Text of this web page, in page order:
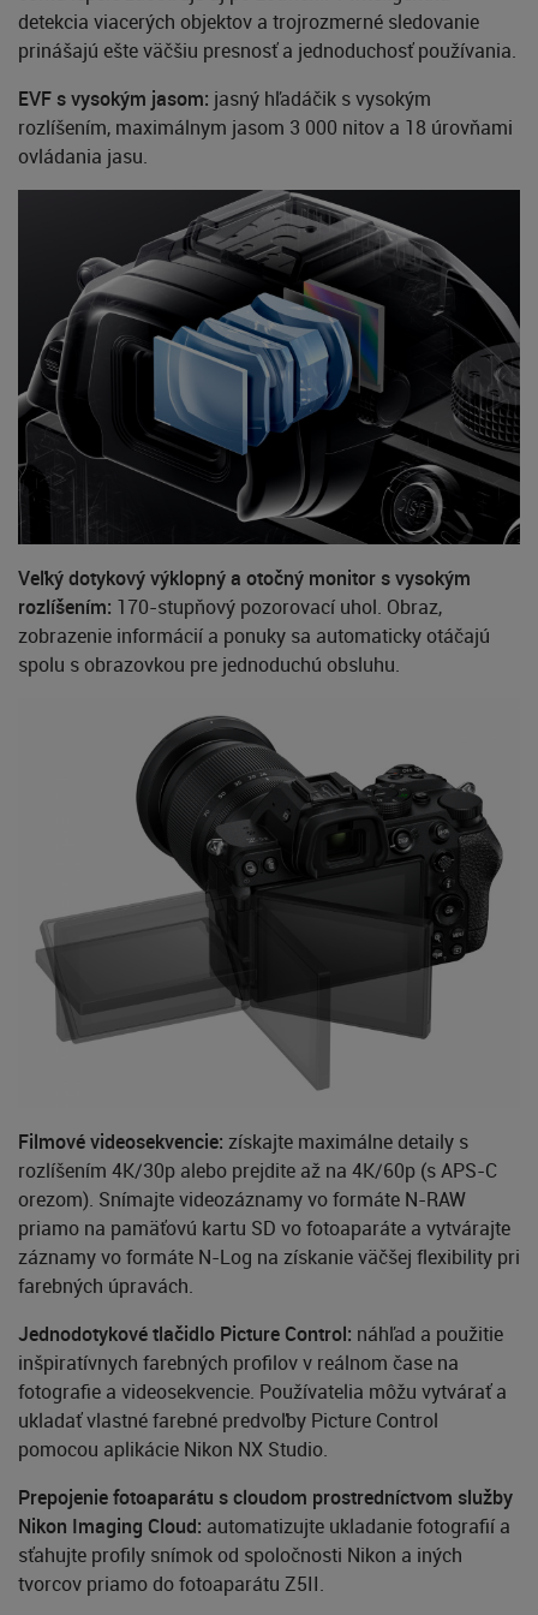
detekcia viacerých objektov a trojrozmerné sledovanie
prinášajú ešte väčšiu presnosť a jednoduchosť používania.
EVF s vysokým jasom: jasný hľadáčik s vysokým
rozlíšením, maximálnym jasom 3 000 nitov a 18 úrovňami
ovládania jasu.
Veľký dotykový výklopný a otočný monitor s vysokým
rozlíšením: 170-stupňový pozorovací uhol. Obraz,
zobrazenie informácií a ponuky sa automaticky otáčajú
spolu s obrazovkou pre jednoduchú obsluhu.
Filmové videosekvencie: získajte maximálne detaily s
rozlíšením 4K/30p alebo prejdite až na 4K/60p (s APS-C
orezom). Snímajte videozáznamy vo formáte N-RAW
priamo na pamäťovú kartu SD vo fotoaparáte a vytvárajte
záznamy vo formáte N-Log na získanie väčšej flexibility pri
farebných úpravách.
Jednodotykové tlačidlo Picture Control: náhľad a použitie
inšpiratívnych farebných profilov v reálnom čase na
fotografie a videosekvencie. Používatelia môžu vytvárať a
ukladať vlastné farebné predvoľby Picture Control
pomocou aplikácie Nikon NX Studio.
Prepojenie fotoaparátu s cloudom prostredníctvom služby
Nikon Imaging Cloud: automatizujte ukladanie fotografií a
sťahujte profily snímok od spoločnosti Nikon a iných
tvorcov priamo do fotoaparátu Z5II.